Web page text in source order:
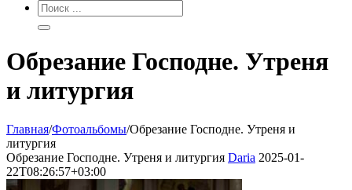
Обрезание Господне. Утреня
и литургия
Главная/Фотоальбомы/Обрезание Господне. Утреня и
литургия
Обрезание Господне. Утреня и литургия Daria 2025-01-
22T08:26:57+03:00